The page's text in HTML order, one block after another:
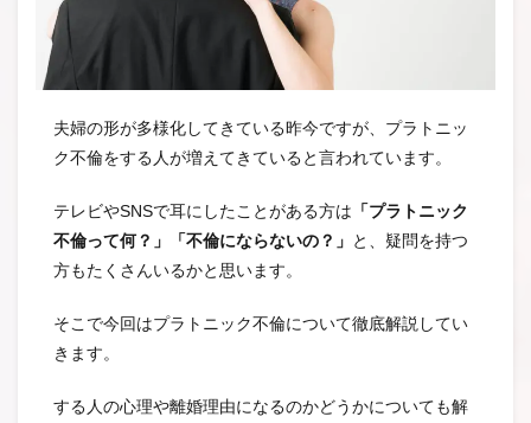
夫婦の形が多様化してきている昨今ですが、プラトニッ
ク不倫をする人が増えてきていると言われています。
テレビやSNSで耳にしたことがある方は 「プラトニック
不倫って何？」「不倫にならないの？」 と、疑問を持つ
方もたくさんいるかと思います。
そこで今回はプラトニック不倫について徹底解説してい
きます。
する人の心理や離婚理由になるのかどうかについても解